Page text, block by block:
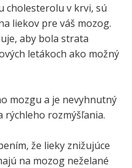
cholesterolu v krvi, sú
liekov pre váš mozog.
aby bola strata
letákoch ako možný
mozgu a je nevyhnutný
rýchleho rozmýšľania.
že lieky znižujúce
na mozog neželané